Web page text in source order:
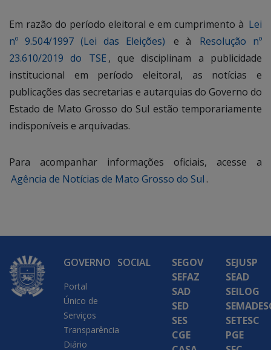
Em razão do período eleitoral e em cumprimento à Lei
nº 9.504/1997 (Lei das Eleições)
e à
Resolução nº
23.610/2019 do TSE , que disciplinam a publicidade
institucional em período eleitoral, as notícias e
publicações das secretarias e autarquias do Governo do
Estado de Mato Grosso do Sul estão temporariamente
indisponíveis e arquivadas.
Para acompanhar informações oficiais, acesse a
Agência de Notícias de Mato Grosso do Sul .
GOVERNO
Portal
Único de
Serviços
Transparência
Diário
SOCIAL
SEGOV
SEFAZ
SAD
SED
SES
CGE
SEJUSP
SEAD
SEILOG
SETESC
PGE